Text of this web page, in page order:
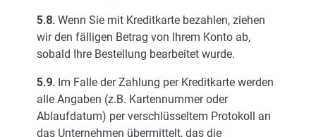
5.8. Wenn Sie mit Kreditkarte bezahlen, ziehen
wir den fälligen Betrag von Ihrem Konto ab,
sobald Ihre Bestellung bearbeitet wurde.
5.9. Im Falle der Zahlung per Kreditkarte werden
alle Angaben (z.B. Kartennummer oder
Ablaufdatum) per verschlüsseltem Protokoll an
das Unternehmen übermittelt, das die